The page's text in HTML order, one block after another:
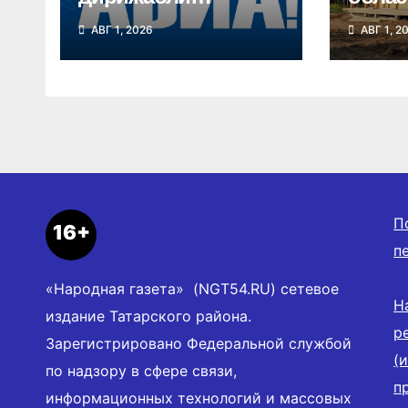
впервые поднялись
в небо в
Новосибирской
АВГ 1, 2026 АВГ 1,
16+
«Народная газета» (NGT54.RU) сетевое
издание Татарского района.
Зарегистрировано Федеральной службой
по надзору в сфере связи,
информационных технологий и массовых